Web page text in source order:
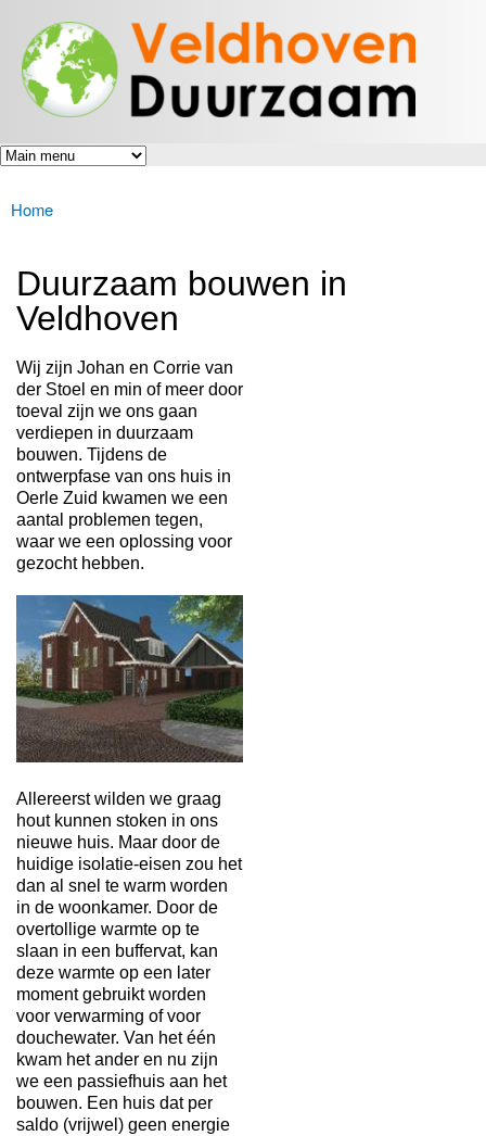
en naar
de inhoud
gaan
Veldhoven
Duurzaam
Energiek
naar de
toekomst
U bent hier
Home
Duurzaam bouwen in
Veldhoven
Wij zijn Johan en Corrie van
der Stoel en min of meer door
toeval zijn we ons gaan
verdiepen in duurzaam
bouwen. Tijdens de
ontwerpfase van ons huis in
Oerle Zuid kwamen we een
aantal problemen tegen,
waar we een oplossing voor
gezocht hebben.
Allereerst wilden we graag
hout kunnen stoken in ons
nieuwe huis. Maar door de
huidige isolatie-eisen zou het
dan al snel te warm worden
in de woonkamer. Door de
overtollige warmte op te
slaan in een buffervat, kan
deze warmte op een later
moment gebruikt worden
voor verwarming of voor
douchewater. Van het één
kwam het ander en nu zijn
we een passiefhuis aan het
bouwen. Een huis dat per
saldo (vrijwel) geen energie